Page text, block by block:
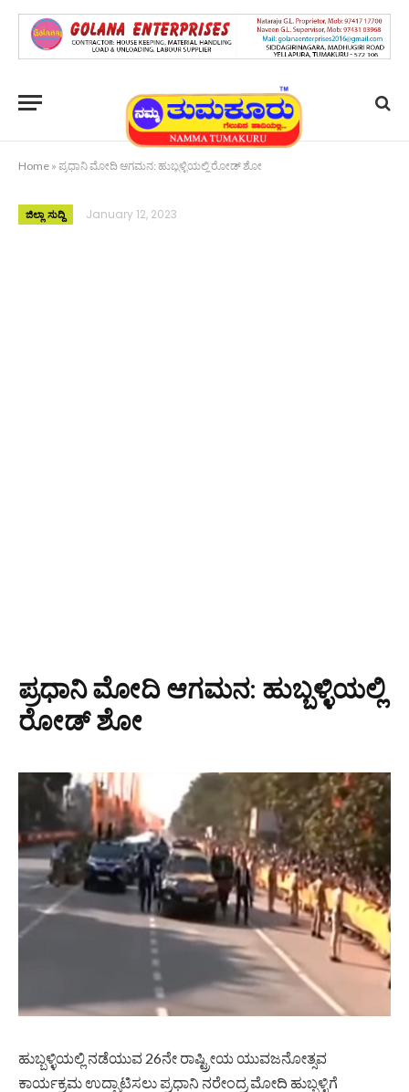
Home » ಪ್ರಧಾನಿ ಮೋದಿ ಆಗಮನ: ಹುಬ್ಬಳ್ಳಿಯಲ್ಲಿ ರೋಡ್ ಶೋ
ಜಿಲ್ಲಾ ಸುದ್ದಿ January 12, 2023
ಪ್ರಧಾನಿ ಮೋದಿ ಆಗಮನ: ಹುಬ್ಬಳ್ಳಿಯಲ್ಲಿ
ರೋಡ್ ಶೋ
ಹುಬ್ಬಳ್ಳಿಯಲ್ಲಿ ನಡೆಯುವ 26ನೇ ರಾಷ್ಟ್ರೀಯ ಯುವಜನೋತ್ಸವ
ಕಾರ್ಯಕ್ರಮ ಉದ್ಘಾಟಿಸಲು ಪ್ರಧಾನಿ ನರೇಂದ್ರ ಮೋದಿ ಹುಬ್ಬಳ್ಳಿಗೆ